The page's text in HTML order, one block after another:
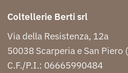
Coltellerie Berti srl
Via della Resistenza, 12a
50038 Scarperia e San Piero
C.F./P.I.: 06665990484